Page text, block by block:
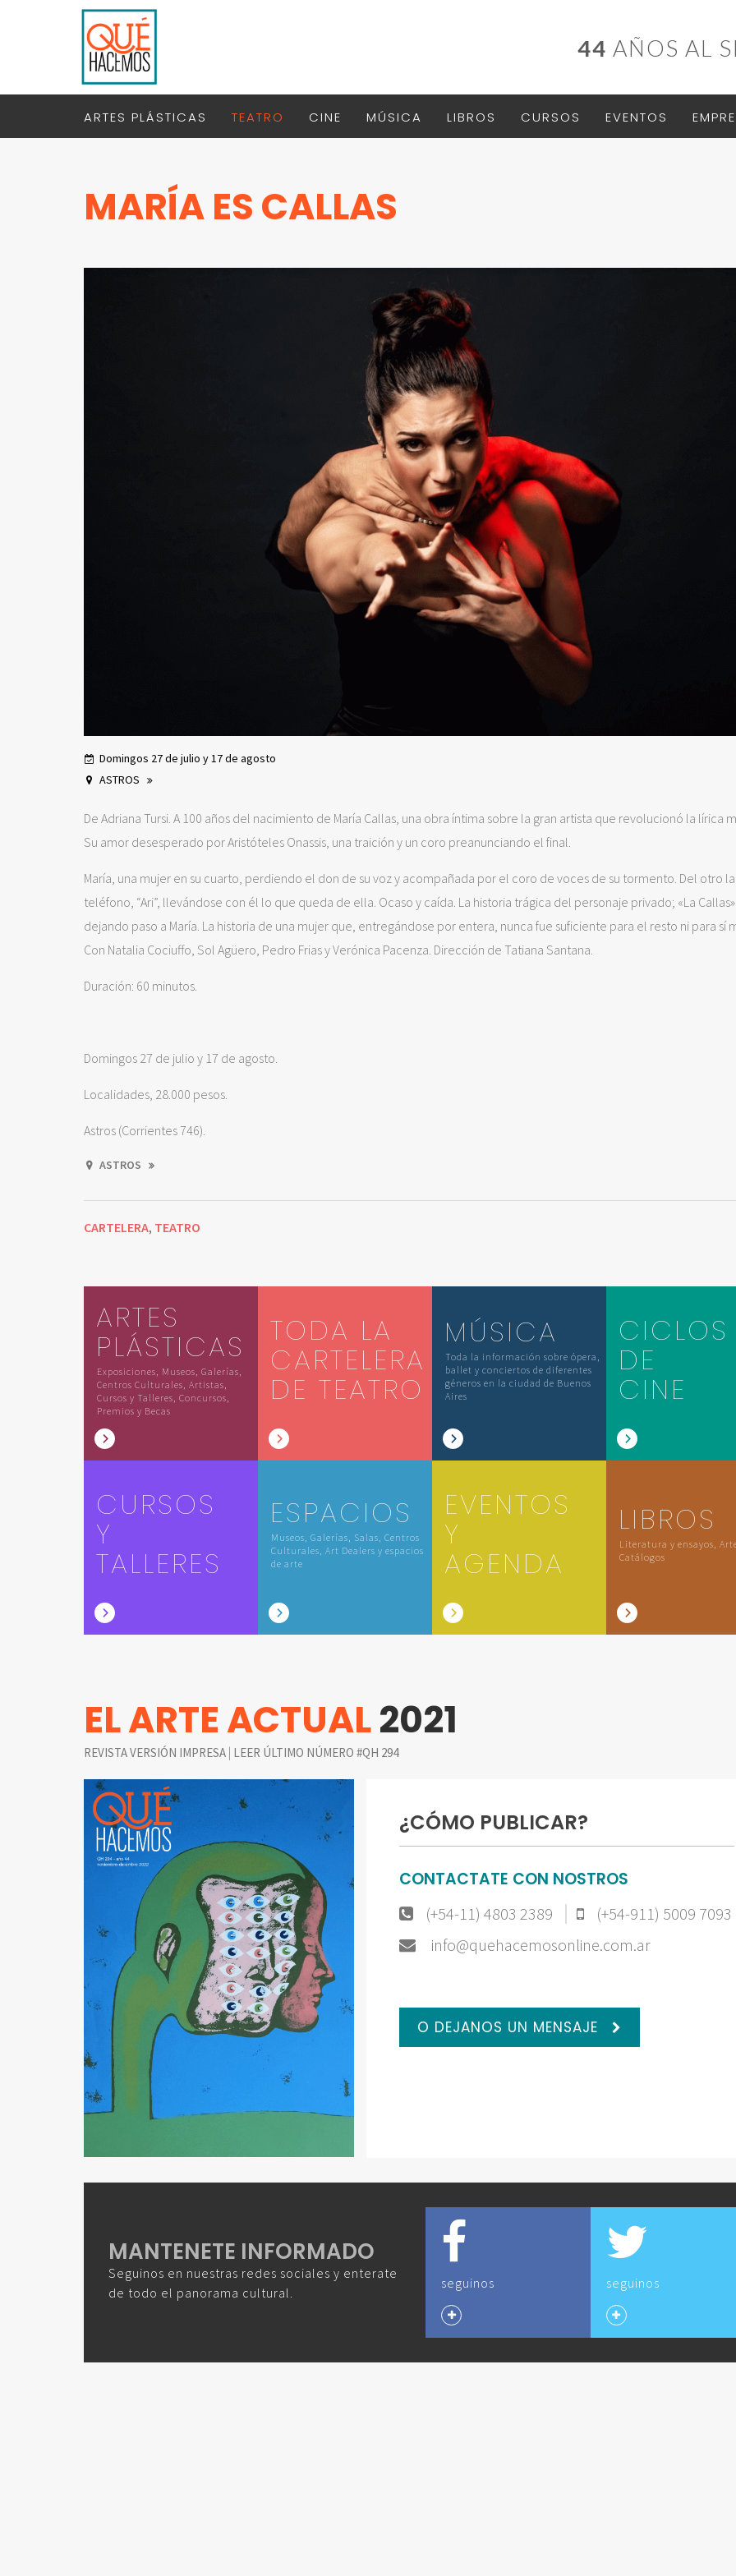
44 AÑOS AL
ARTES PLÁSTICAS TEATRO CINE MÚSICA LIBROS CURSOS EVENTOS
MARÍA ES CALLAS
Domingos 27 de julio y 17 de agosto
ASTROS
De Adriana Tursi. A 100 años del nacimiento de María Callas, una obra íntima sobre la gran artista que revolucionó la lírica
Su amor desesperado por Aristóteles Onassis, una traición y un coro preanunciando el final.
María, una mujer en su cuarto, perdiendo el don de su voz y acompañada por el coro de voces de su tormento. Del otro
teléfono, “Ari”, llevándose con él lo que queda de ella. Ocaso y caída. La historia trágica del personaje privado; «La Callas»
dejando paso a María. La historia de una mujer que, entregándose por entera, nunca fue suficiente para el resto ni para sí
Con Natalia Cociuffo, Sol Agüero, Pedro Frias y Verónica Pacenza. Dirección de Tatiana Santana.
Duración: 60 minutos.
Domingos 27 de julio y 17 de agosto.
Localidades, 28.000 pesos.
Astros (Corrientes 746).
ASTROS
CARTELERA, TEATRO
ARTES
PLÁSTICAS
Exposiciones, Museos, Galerías,
Centros Culturales, Artistas,
Cursos y Talleres, Concursos,
Premios y Becas
TODA LA
CARTELERA
DE TEATRO
MÚSICA
Toda la información sobre ópera,
ballet y conciertos de diferentes
géneros en la ciudad de Buenos
Aires
CICLOS
DE
CINE
CURSOS
Y
TALLERES
ESPACIOS
Museos, Galerías, Salas, Centros
Culturales, Art Dealers y espacios
de arte
EVENTOS
Y
AGENDA
LIBROS
Literatura y ensayos,
Catálogos
EL ARTE ACTUAL2021
REVISTA VERSIÓN IMPRESA | LEER ÚLTIMO NÚMERO #QH 294
¿CÓMO PUBLICAR?
CONTACTATE CON NOSTROS
(+54-11) 4803 2389
(+54-911) 5009 7093
info@quehacemosonline.com.ar
O DEJANOS UN MENSAJE
MANTENETE INFORMADO
Seguinos en nuestras redes sociales y enterate
de todo el panorama cultural.
seguinos seguinos